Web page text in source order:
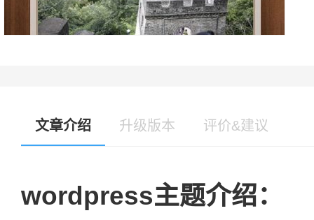
文章介绍 升级版本 评价&建议
wordpress主题介绍：